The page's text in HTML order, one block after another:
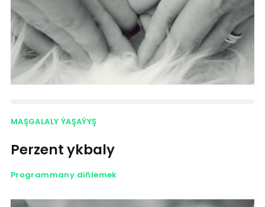
MAŞGALALY ÝAŞAÝYŞ
Perzent ykbaly
Programmany diňlemek